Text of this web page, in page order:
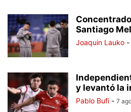
Santiago
Joaquin Lauko -
y levantó la
Pablo Bufi - 7